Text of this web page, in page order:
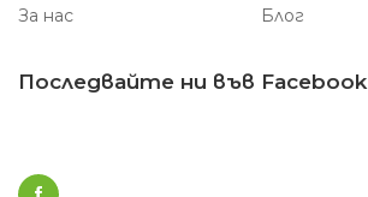
За нас
Блог
Последвайте ни във Facebook